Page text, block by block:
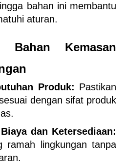
bahan ini membantu
aturan.
Bahan Kemasan
Produk: Pastikan
dengan sifat produk
dan Ketersediaan:
ramah lingkungan tanpa